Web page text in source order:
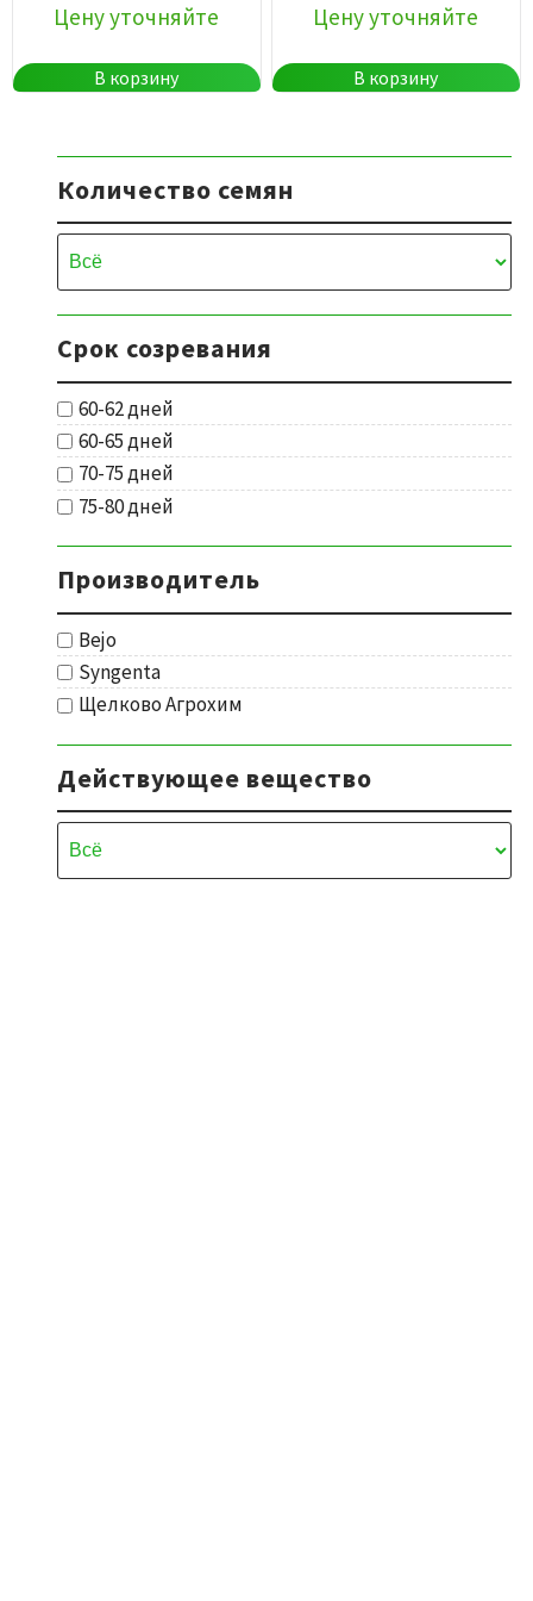
Цену уточняйте
В корзину
Цену уточняйте
В корзину
Количество семян
Срок созревания
60-62 дней
60-65 дней
70-75 дней
75-80 дней
Производитель
Bejo
Syngenta
Щелково Агрохим
Действующее вещество